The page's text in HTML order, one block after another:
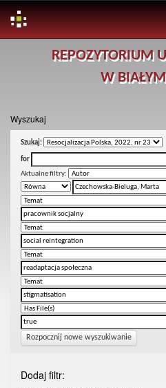
REPOZYTORIUM
W
Wyszukaj
Szukaj:
for
Aktualne filtry:
Rozpocznij nowe wyszukiwanie
Dodaj filtr: